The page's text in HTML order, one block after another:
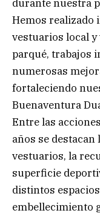
durante nuestra
Hemos realizado
vestuarios local
parqué, trabajos
numerosas
fortaleciendo
Buenaventura
Entre las
años se destacan
vestuarios, la
superficie
distintos
embellecimiento